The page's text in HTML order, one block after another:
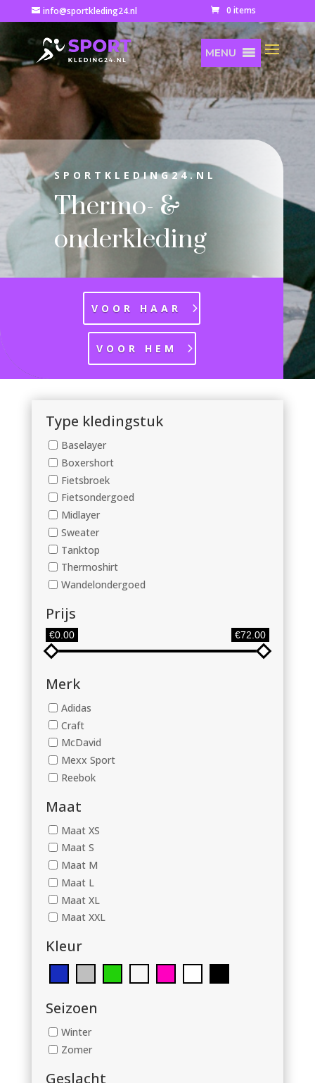
info@sportkleding24.nl 0 items
MENU
SPORTKLEDING24.NL
Thermo- &
onderkleding
VOOR HAAR
VOOR HEM
Type kledingstuk
Baselayer
Boxershort
Fietsbroek
Fietsondergoed
Midlayer
Sweater
Tanktop
Thermoshirt
Wandelondergoed
Prijs
€0.00 €72.00
Merk
Adidas
Craft
McDavid
Mexx Sport
Reebok
Maat
Maat XS
Maat S
Maat M
Maat L
Maat XL
Maat XXL
Kleur
Seizoen
Winter
Zomer
Geslacht